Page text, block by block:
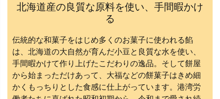
北海道産の良質な原料を使い、手間暇かけ
る
伝統的な和菓子をはじめ多くのお菓子に使われる餡
は、北海道の大自然が育んだ小豆と良質な水を使い、
手間暇かけて作り上げたこだわりの逸品。そして餅屋
から始まっただけあって、大福などの餅菓子はきめ細
かくもっちりとした食感に仕上がっています。港湾労